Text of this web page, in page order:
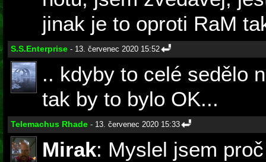
jinak je to oproti RaM
S.S.Enterprise - 13. červenec 2020 15:52
.. kdyby to celé sedělo
tak by to bylo OK...
Telemachus Rhade - 13. červenec 2020 15:33
Mirak: Myslel jsem